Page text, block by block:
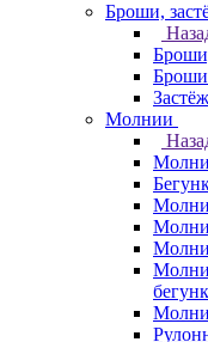
Броши,
Броши
Молнии